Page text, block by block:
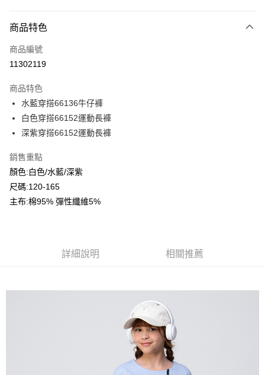
信用卡一次付款
超商取貨付款
Apple Pay
Google Pay
運送方式
全家付款取貨
每筆NT$80，滿NT$2,000(含以上)免運費
每筆NT$80，滿NT$2,000(含以上)免運費
每筆NT$80，滿NT$2,000(含以上)免運費
商品特色
商品編號
11302119
商品特色
水藍穿搭66136牛仔褲
白色穿搭66152運動長褲
深紫穿搭66152運動長褲
銷售重點
顏色:白色/水藍/深紫
尺碼:120-165
主布:棉95% 彈性纖維5%
詳細說明 相關推薦